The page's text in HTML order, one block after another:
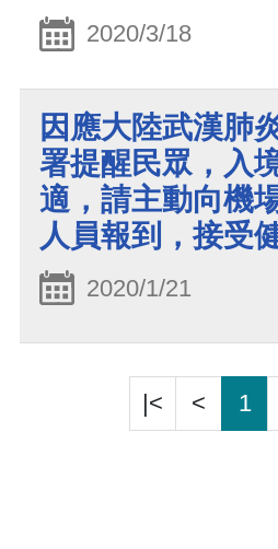
2020/3/18
因應大陸武漢肺
署提醒民眾，入
適，請主動向機
人員報到，接受
2020/1/21
|< < 1